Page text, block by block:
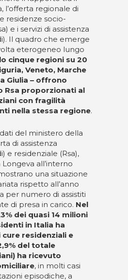
l’offerta regionale di
residenze socio-
e i servizi di assistenza
Il quadro che emerge
eterogeneo lungo
cinque regioni su 20
Veneto, Marche
Giulia – offrono
Rsa proporzionati al
con fragilità
nella stessa regione.
del ministero della
di assistenza
e residenziale (Rsa),
all’interno
una situazione
rispetto all’anno
per numero di assistiti
di presa in carico. Nel
dei quasi 14 milioni
in Italia ha
residenziali e
del totale
ha ricevuto
, in molti casi
episodiche, a